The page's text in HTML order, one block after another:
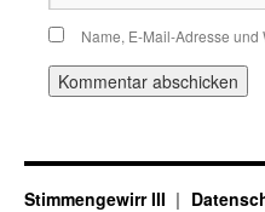
Name, E-Mail-Adresse
Stimmengewirr III